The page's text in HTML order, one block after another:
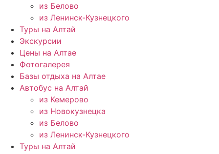
из Белово
из Ленинск-Кузнецкого
Туры на Алтай
Экскурсии
Цены на Алтае
Фотогалерея
Базы отдыха на Алтае
Автобус на Алтай
из Кемерово
из Новокузнецка
из Белово
из Ленинск-Кузнецкого
Туры на Алтай